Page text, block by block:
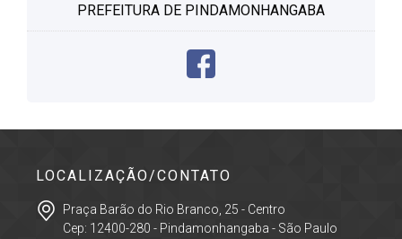
PREFEITURA DE PINDAMONHANGABA
LOCALIZAÇÃO/CONTATO
Praça Barão do Rio Branco, 25 - Centro
Cep: 12400-280 - Pindamonhangaba - São Paulo